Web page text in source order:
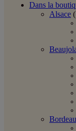
Dans la
Alsace